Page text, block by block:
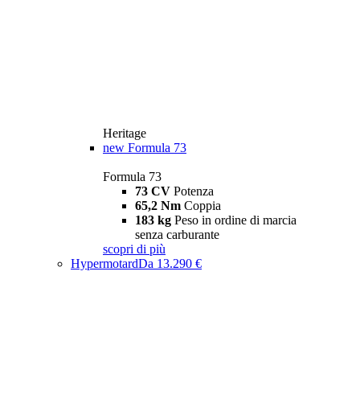
Heritage
new Formula 73
Formula 73
73 CV Potenza
65,2 Nm Coppia
183 kg Peso in ordine di marcia
senza carburante
scopri di più
HypermotardDa 13.290 €